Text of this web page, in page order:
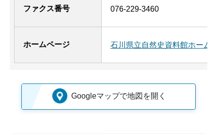
ファクス番号 076-229-3460
ホームページ 石川県立自然史資料館ホーム
Googleマップで地図を開く